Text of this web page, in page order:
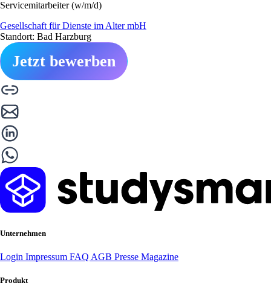
Servicemitarbeiter (w/m/d)
Gesellschaft für Dienste im Alter mbH
Standort: Bad Harzburg
Jetzt bewerben
Unternehmen
Login Impressum FAQ AGB Presse Magazine
Produkt